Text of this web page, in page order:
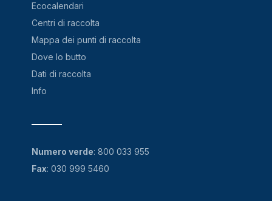
Ecocalendari
Centri di raccolta
Mappa dei punti di raccolta
Dove lo butto
Dati di raccolta
Info
Numero verde: 800 033 955
Fax: 030 999 5460